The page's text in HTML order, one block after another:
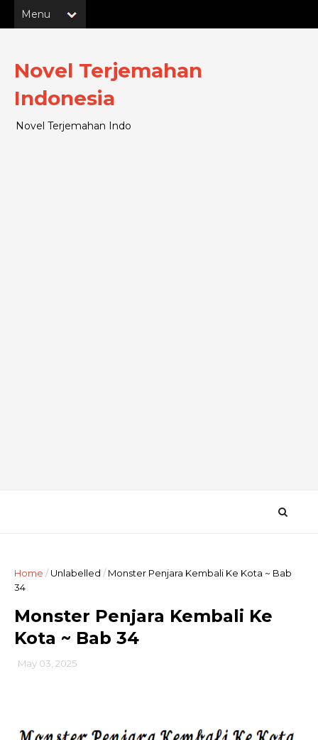
Novel Terjemahan
Indonesia
Novel Terjemahan Indo
Home /Unlabelled / Monster Penjara Kembali Ke Kota ~ Bab
34
Monster Penjara Kembali Ke
Kota ~ Bab 34
May 03, 2025